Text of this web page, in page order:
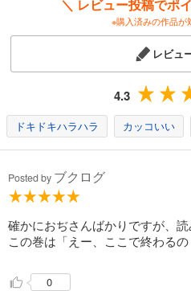
＼ レビュー投稿でポ
※購入済みの作品が
レビュ
4.3
ドキドキハラハラ カッコいい
Posted by ブクログ
確かにおぢさんばかりですが、読
この巻は「えー、ここで終わるの
0